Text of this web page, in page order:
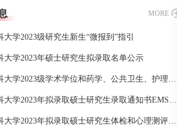
MORE
大学2023级研究生新生“微报到”指引
大学2023年硕士研究生拟录取名单公示
· 广州医科大学2023年拟录取硕士研究生录取通知书EMS邮寄单号查询
· 广州医科大学2023年拟录取硕士研究生体检和心理测评的通知